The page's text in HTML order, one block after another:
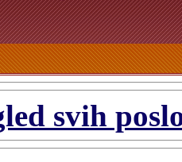
svih